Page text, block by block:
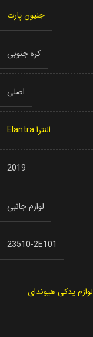
جنیون پارت
کره جنوبی
اصلی
النترا Elantra
2019
لوازم جانبی
23510-2E101
لوازم یدکی هیوندای